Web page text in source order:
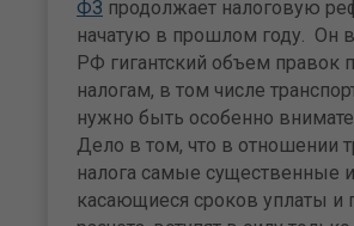
ФЗ продолжает налоговую
начатую в прошлом году. Он
РФ гигантский объем правок
налогам, в том числе
нужно быть особенно
Дело в том, что в отношении
налога самые существенные
касающиеся сроков уплаты и